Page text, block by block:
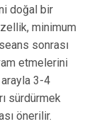
doğal bir
minimum
sonrası
etmelerini
3-4
sürdürmek
önerilir.